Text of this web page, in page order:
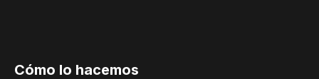
Cómo lo hacemos